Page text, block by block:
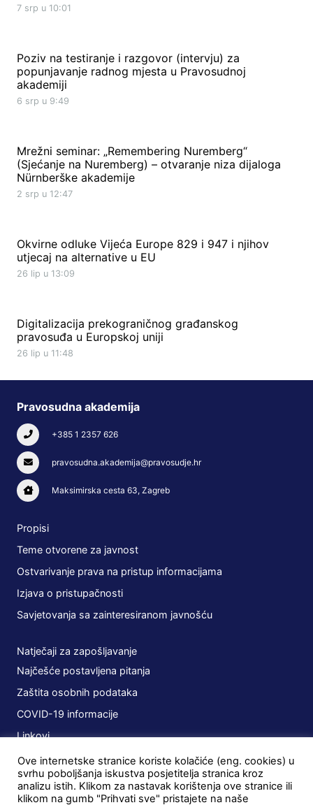
7 srp u 10:01
Poziv na testiranje i razgovor (intervju) za
popunjavanje radnog mjesta u Pravosudnoj
akademiji
6 srp u 9:49
Mrežni seminar: „Remembering Nuremberg“
(Sjećanje na Nuremberg) – otvaranje niza dijaloga
Nürnberške akademije
2 srp u 12:47
Okvirne odluke Vijeća Europe 829 i 947 i njihov
utjecaj na alternative u EU
26 lip u 13:09
Digitalizacija prekograničnog građanskog
pravosuđa u Europskoj uniji
26 lip u 11:48
Pravosudna akademija
+385 1 2357 626
pravosudna.akademija@pravosudje.hr
Maksimirska cesta 63, Zagreb
Propisi
Teme otvorene za javnost
Ostvarivanje prava na pristup informacijama
Izjava o pristupačnosti
Savjetovanja sa zainteresiranom javnošću
Natječaji za zapošljavanje
Najčešće postavljena pitanja
Zaštita osobnih podataka
COVID-19 informacije
Linkovi
Planovi
Javna nabava
Ove internetske stranice koriste kolačiće (eng. cookies) u
svrhu poboljšanja iskustva posjetitelja stranica kroz
analizu istih. Klikom za nastavak korištenja ove stranice ili
klikom na gumb "Prihvati sve" pristajete na naše